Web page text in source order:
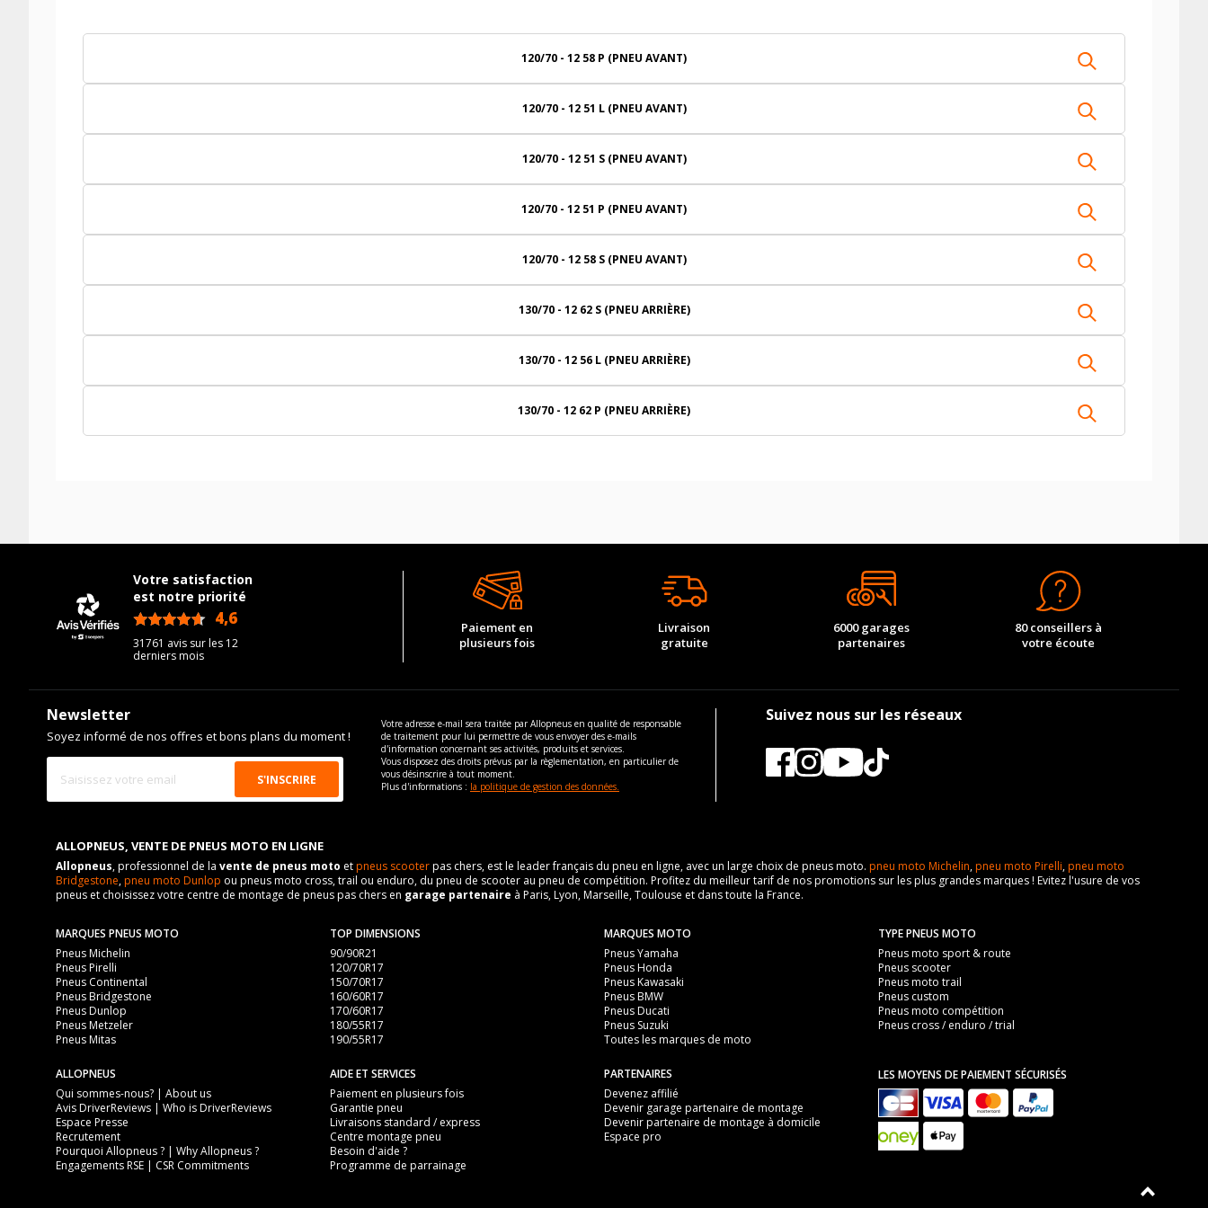
120/70 - 12 58 P (PNEU AVANT)
120/70 - 12 51 L (PNEU AVANT)
120/70 - 12 51 S (PNEU AVANT)
120/70 - 12 51 P (PNEU AVANT)
120/70 - 12 58 S (PNEU AVANT)
130/70 - 12 62 S (PNEU ARRIÈRE)
130/70 - 12 56 L (PNEU ARRIÈRE)
130/70 - 12 62 P (PNEU ARRIÈRE)
Votre satisfaction
est notre priorité
4,6
31761 avis sur les 12
derniers mois
Paiement en
plusieurs fois
Livraison
gratuite
6000 garages
partenaires
80 conseillers à
votre écoute
Newsletter
Soyez informé de nos offres et bons plans du moment !
Votre adresse e-mail sera traitée par Allopneus en qualité de responsable
de traitement pour lui permettre de vous envoyer des e-mails
d'information concernant ses activités, produits et services.
Vous disposez des droits prévus par la règlementation, en particulier de
vous désinscrire à tout moment.
Plus d'informations : la politique de gestion des données.
Suivez nous sur les réseaux
ALLOPNEUS, VENTE DE PNEUS MOTO EN LIGNE
Allopneus, professionnel de la vente de pneus moto etpneus scooterpas chers, est le leader français du pneu en ligne, avec un large choix de pneus moto. pneu moto Michelin,pneu moto Pirelli,pneu moto
Bridgestone,pneu moto Dunlop ou pneus moto cross, trail ou enduro, du pneu de scooter au pneu de compétition. Profitez du meilleur tarif de nos promotions sur les plus grandes marques ! Evitez l'usure de vos
pneus et choisissez votre centre de montage de pneus pas chers en garage partenaire à Paris, Lyon, Marseille, Toulouse et dans toute la France.
MARQUES PNEUS MOTO
Pneus Michelin
Pneus Pirelli
Pneus Continental
Pneus Bridgestone
Pneus Dunlop
Pneus Metzeler
Pneus Mitas
TOP DIMENSIONS
90/90R21
120/70R17
150/70R17
160/60R17
170/60R17
180/55R17
190/55R17
MARQUES MOTO
Pneus Yamaha
Pneus Honda
Pneus Kawasaki
Pneus BMW
Pneus Ducati
Pneus Suzuki
Toutes les marques de moto
TYPE PNEUS MOTO
Pneus moto sport & route
Pneus scooter
Pneus moto trail
Pneus custom
Pneus moto compétition
Pneus cross / enduro / trial
ALLOPNEUS
Qui sommes-nous? | About us
Avis DriverReviews | Who is DriverReviews
Espace Presse
Recrutement
Pourquoi Allopneus ? | Why Allopneus ?
Engagements RSE | CSR Commitments
AIDE ET SERVICES
Paiement en plusieurs fois
Garantie pneu
Livraisons standard / express
Centre montage pneu
Besoin d'aide ?
Programme de parrainage
PARTENAIRES
Devenez affilié
Devenir garage partenaire de montage
Devenir partenaire de montage à domicile
Espace pro
LES MOYENS DE PAIEMENT SÉCURISÉS